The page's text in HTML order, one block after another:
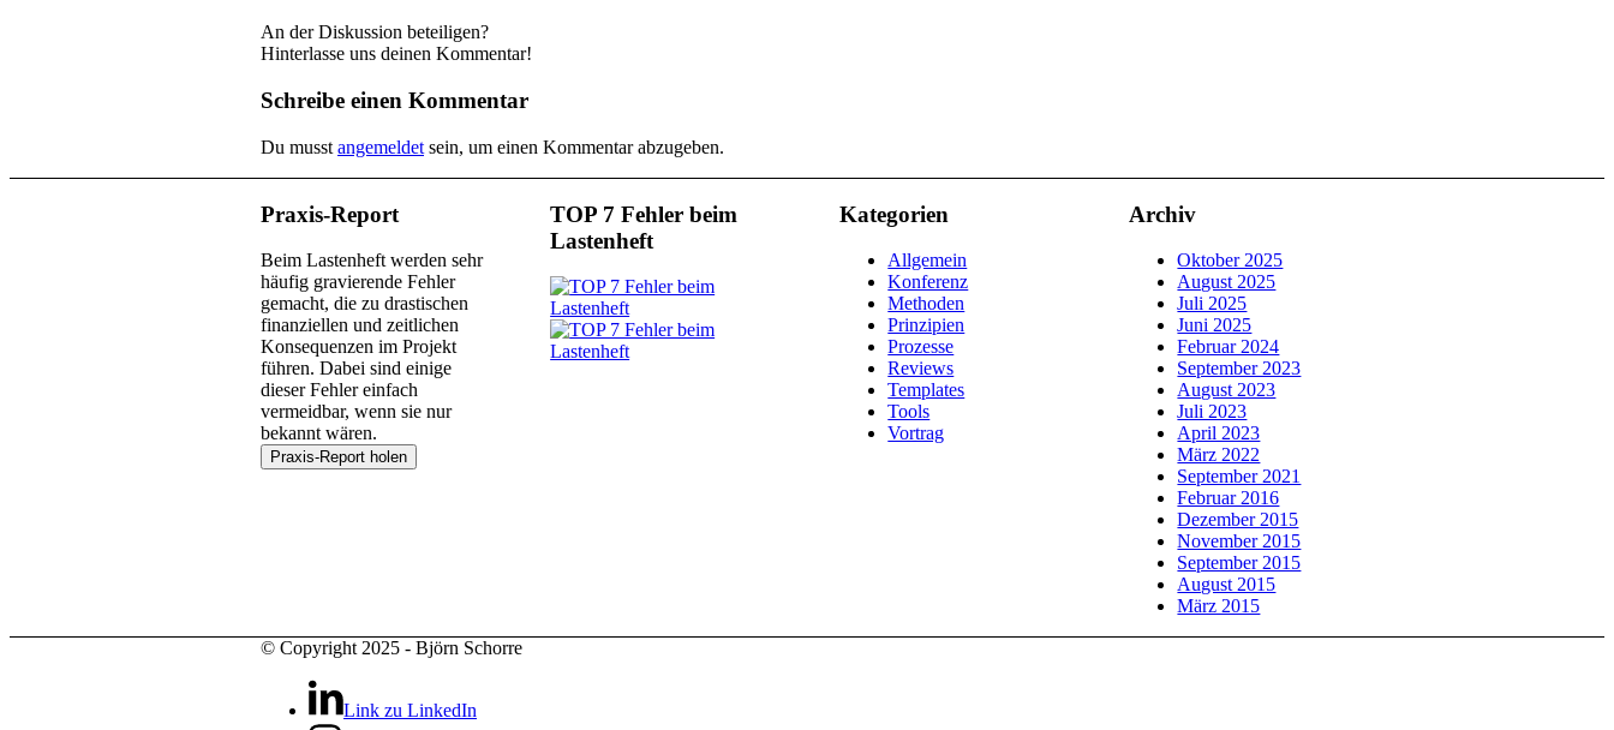
An der Diskussion beteiligen?
Hinterlasse uns deinen Kommentar!
Schreibe einen Kommentar
Du musst angemeldet sein, um einen Kommentar abzugeben.
Praxis-Report
Beim Lastenheft werden sehr
häufig gravierende Fehler
gemacht, die zu drastischen
finanziellen und zeitlichen
Konsequenzen im Projekt
führen. Dabei sind einige
dieser Fehler einfach
vermeidbar, wenn sie nur
bekannt wären.
TOP 7 Fehler beim
Lastenheft
Kategorien
Allgemein
Konferenz
Methoden
Prinzipien
Prozesse
Reviews
Templates
Tools
Vortrag
Archiv
Oktober 2025
August 2025
Juli 2025
Juni 2025
Februar 2024
September 2023
August 2023
Juli 2023
April 2023
März 2022
September 2021
Februar 2016
Dezember 2015
November 2015
September 2015
August 2015
März 2015
© Copyright 2025 - Björn Schorre
Link zu LinkedIn